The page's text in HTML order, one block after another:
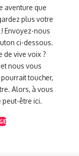
aventure que
plus votre
Envoyez-nous
ci-dessous.
de vive voix ?
nous vous
toucher,
Alors, à vous
peut-être ici.